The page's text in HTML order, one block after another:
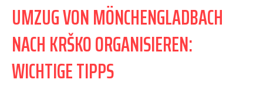
UMZUG VON MÖNCHENGLADBACH
NACH KRŠKO ORGANISIEREN:
WICHTIGE TIPPS